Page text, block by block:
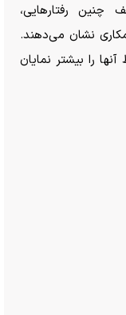
رفتارهایی،
نشان می‌دهند.
را بیشتر نمایان